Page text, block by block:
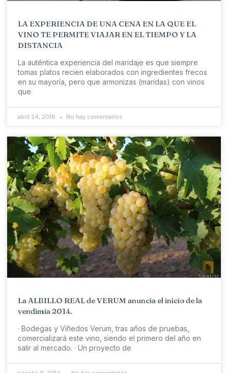
LA EXPERIENCIA DE UNA CENA EN LA QUE EL
VINO TE PERMITE VIAJAR EN EL TIEMPO Y LA
DISTANCIA
La auténtica experiencia del maridaje es que siempre
tomas platos recien elaborados con ingredientes frecos
en su mayoría, pero que armonizas (maridas) con vinos
que
abril 24, 2018 No hay comentarios
La ALBILLO REAL de VERUM anuncia el inicio de la
vendimia 2014.
· Bodegas y Viñedos Verum, tras años de pruebas,
comercializará este vino, siendo el primero del año en
salir al mercado. · Un proyecto de